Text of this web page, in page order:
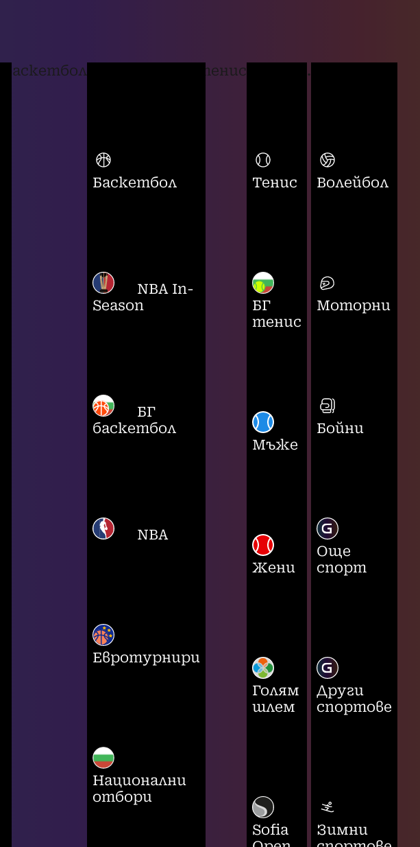
баскетбол
Баскетбол
NBA In-
Season
БГ
баскетбол
NBA
Евротурнири
Национални
отбори
тенис
Тенис
БГ
тенис
Мъже
Жени
Голям
шлем
Sofia
...
Волейбол
Моторни
Бойни
Още
спорт
Други
спортове
Зимни